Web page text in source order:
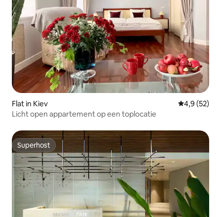
Flat in Kiev
4,9 (52)
Licht open appartement op een toplocatie
Superhost
Superhost